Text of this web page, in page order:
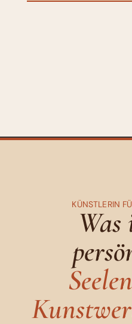
KÜNSTLERIN